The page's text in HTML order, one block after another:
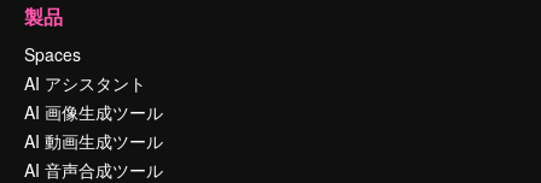
製品
Spaces
AI アシスタント
AI 画像生成ツール
AI 動画生成ツール
AI 音声合成ツール